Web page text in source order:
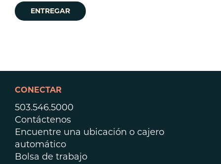
fotográficos
o
las
pueda
aparecer,
total
o
parcialmente,
CONECTAR
503.546.5000
Contáctenos
Encuentre una ubicación o cajero
automático
Bolsa de trabajo